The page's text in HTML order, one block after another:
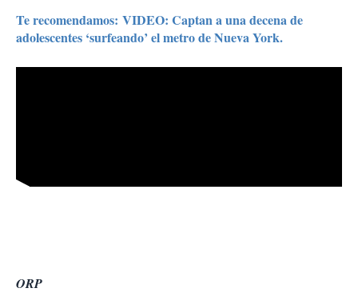
Te recomendamos: VIDEO: Captan a una decena de
adolescentes ‘surfeando’ el metro de Nueva York.
ORP